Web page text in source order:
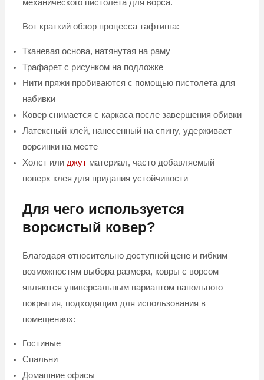
механического пистолета для ворса.
Вот краткий обзор процесса тафтинга:
Тканевая основа, натянутая на раму
Трафарет с рисунком на подложке
Нити пряжи пробиваются с помощью пистолета для
набивки
Ковер снимается с каркаса после завершения обивки
Латексный клей, нанесенный на спину, удерживает
ворсинки на месте
Холст или джутматериал, часто добавляемый
поверх клея для придания устойчивости
Для чего используется
ворсистый ковер?
Благодаря относительно доступной цене и гибким
возможностям выбора размера, ковры с ворсом
являются универсальным вариантом напольного
покрытия, подходящим для использования в
помещениях:
Гостиные
Спальни
Домашние офисы